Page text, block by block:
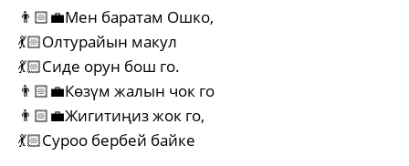
👨🏻‍💼Мен баратам Ошко,
💃🏻Олтурайын макул
💃🏻Сиде орун бош го.
👨🏻‍💼Көзүм жалын чок го
👨🏻‍💼Жигитиңиз жок го,
💃🏻Суроо бербей байке